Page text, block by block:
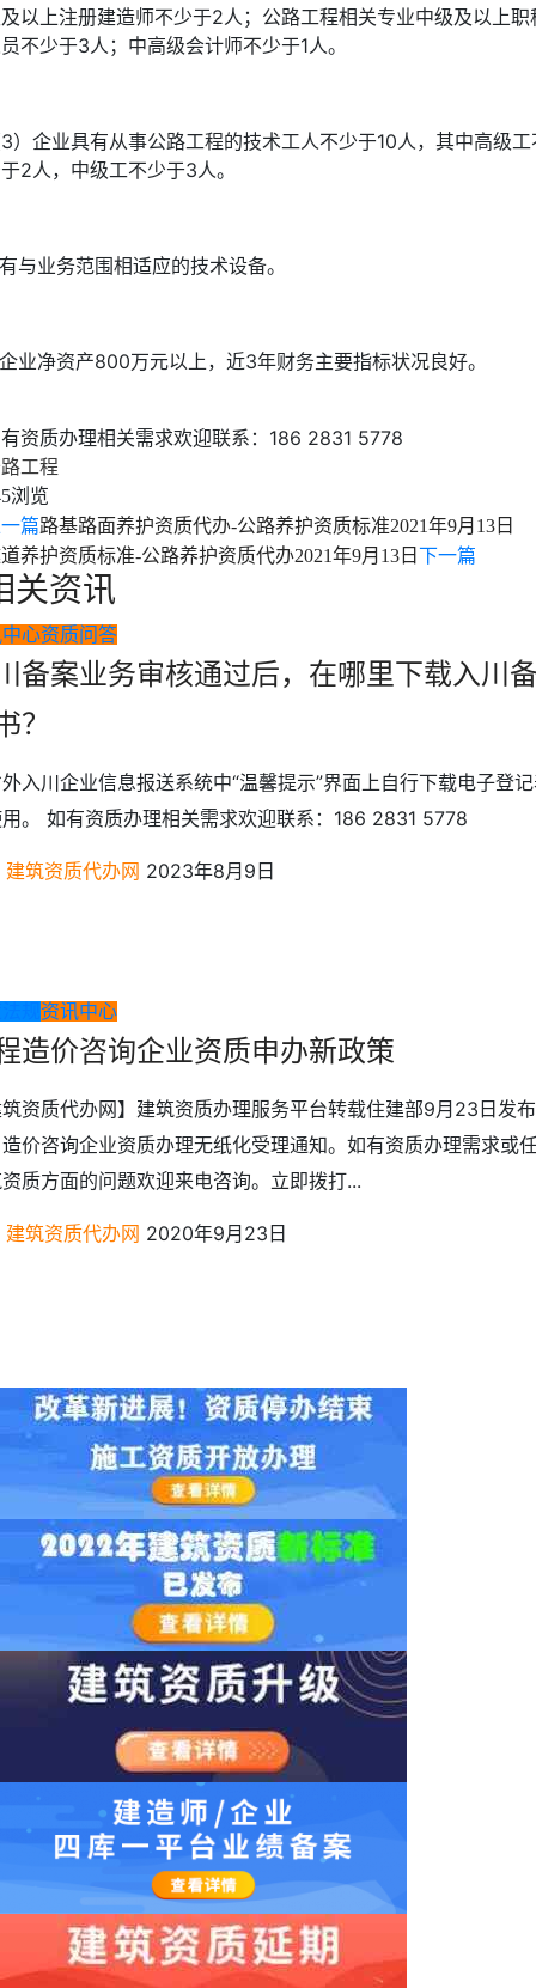
以上注册建造师不少于2人；公路工程相关专业中级及以上职
不少于3人；中高级会计师不少于1人。
）企业具有从事公路工程的技术工人不少于10人，其中高级工
2人，中级工不少于3人。
与业务范围相适应的技术设备。
业净资产800万元以上，近3年财务主要指标状况良好。
资质办理相关需求欢迎联系：186 2831 5778
工程
浏览
篇路基路面养护资质代办-公路养护资质标准2021年9月13日
养护资质标准-公路养护资质代办2021年9月13日 下一篇
关资讯
心资质问答
备案业务审核通过后，在哪里下载入川
？
入川企业信息报送系统中“温馨提示”界面上自行下载电子登
。 如有资质办理相关需求欢迎联系：186 2831 5778
建筑资质代办网 2023年8月9日
资讯中心
造价咨询企业资质申办新政策
资质代办网】建筑资质办理服务平台转载住建部9月23日发布
价咨询企业资质办理无纸化受理通知。如有资质办理需求或
质方面的问题欢迎来电咨询。立即拨打...
建筑资质代办网 2020年9月23日